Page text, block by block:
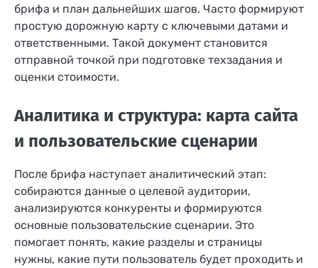
брифа и план дальнейших шагов. Часто формируют
простую дорожную карту с ключевыми датами и
ответственными. Такой документ становится
отправной точкой при подготовке техзадания и
оценки стоимости.
Аналитика и структура: карта сайта
и пользовательские сценарии
После брифа наступает аналитический этап:
собираются данные о целевой аудитории,
анализируются конкуренты и формируются
основные пользовательские сценарии. Это
помогает понять, какие разделы и страницы
нужны, какие пути пользователь будет проходить и